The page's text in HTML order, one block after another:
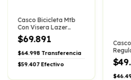
Casco Bicicleta Mtb
Con Visera Lazer
Compact C/
Ventilacion
$69.891
$64.998 Transferencia
$59.407 Efectivo